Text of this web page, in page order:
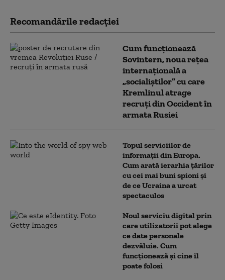
Recomandările redacţiei
Cum funcționează
Sovintern, noua rețea
internațională a
„socialiștilor” cu care
Kremlinul atrage
recruți din Occident în
armata Rusiei
Topul serviciilor de
informații din Europa.
Cum arată ierarhia țărilor
cu cei mai buni spioni și
de ce Ucraina a urcat
spectaculos
Noul serviciu digital prin
care utilizatorii pot alege
ce date personale
dezvăluie. Cum
funcționează și cine îl
poate folosi